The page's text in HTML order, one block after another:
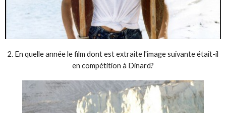
2. En quelle année le film dont est extraite l'image suivante était-il
en compétition à Dinard?